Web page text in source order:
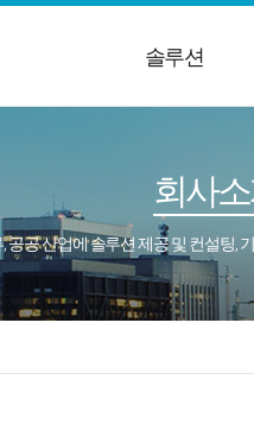
솔루션
회사
공공 산업에 솔루션 제공 및 컨설팅,